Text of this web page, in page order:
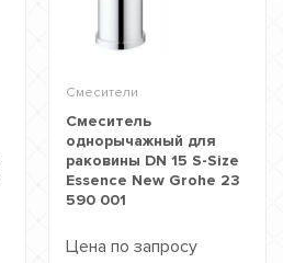
Смесители
Смеситель
однорычажный для
раковины DN 15 S-Size
Essence New Grohe 23
590 001
Цена по запросу